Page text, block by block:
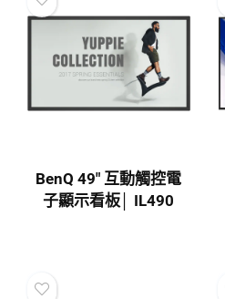
BenQ 49″ 互動觸控電
子顯示看板│ IL490